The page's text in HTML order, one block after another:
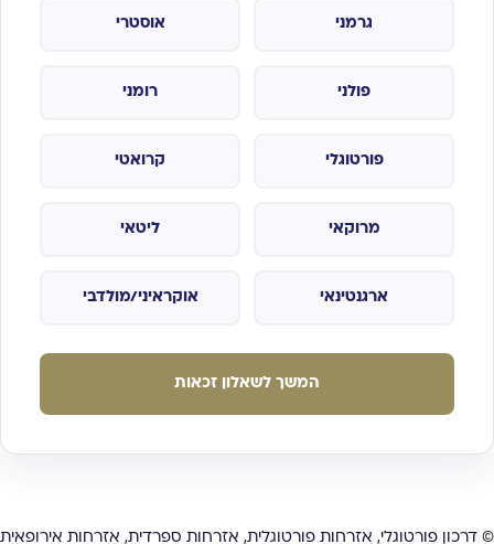
גרמני אוסטרי
פולני רומני
פורטוגלי קרואטי
מרוקאי ליטאי
ארגנטינאי אוקראיני/מולדבי
המשך לשאלון זכאות
© דרכון פורטוגלי, אזרחות פורטוגלית, אזרחות ספרדית, אזרחות אירופאית